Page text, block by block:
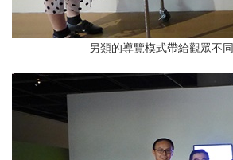
另類的導覽模式帶給觀眾不